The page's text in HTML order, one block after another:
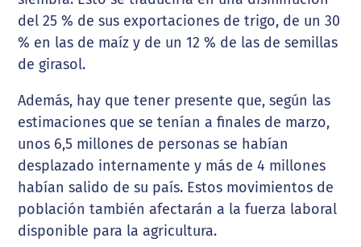
del 25 % de sus exportaciones de trigo, de un 30
% en las de maíz y de un 12 % de las de semillas
de girasol.
Además, hay que tener presente que, según las
estimaciones que se tenían a finales de marzo,
unos 6,5 millones de personas se habían
desplazado internamente y más de 4 millones
habían salido de su país. Estos movimientos de
población también afectarán a la fuerza laboral
disponible para la agricultura.